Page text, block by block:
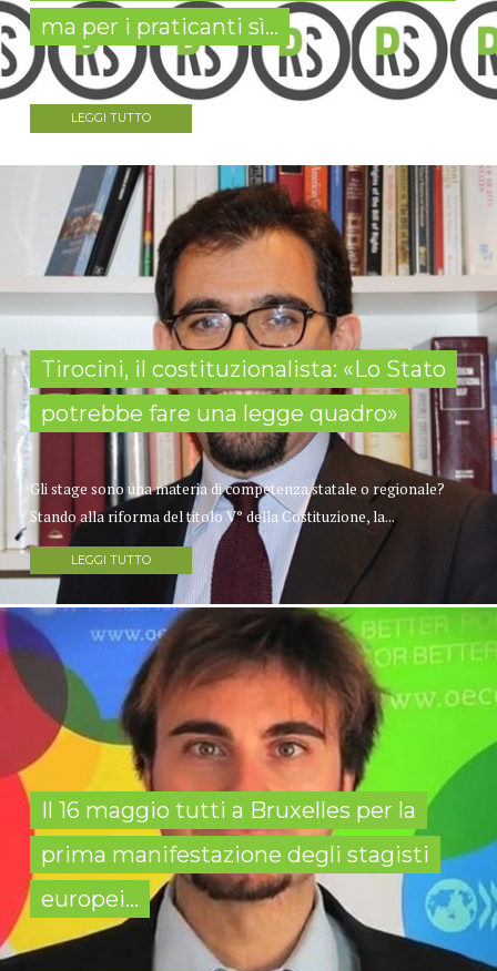
ma per i praticanti sì...
LEGGI TUTTO
Tirocini, il costituzionalista: «Lo Stato
potrebbe fare una legge quadro»
Gli stage sono una materia di competenza statale o regionale?
Stando alla riforma del titolo V° della Costituzione, la...
LEGGI TUTTO
Il 16 maggio tutti a Bruxelles per la
prima manifestazione degli stagisti
europei...